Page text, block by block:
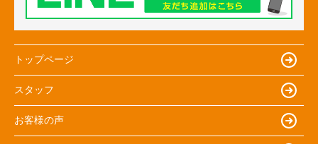
トップページ
スタッフ
お客様の声